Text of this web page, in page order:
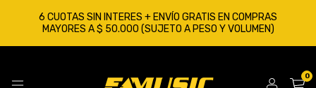
6 CUOTAS SIN INTERES + ENVÍO GRATIS EN COMPRAS
MAYORES A $ 50.000 (SUJETO A PESO Y VOLUMEN)
0